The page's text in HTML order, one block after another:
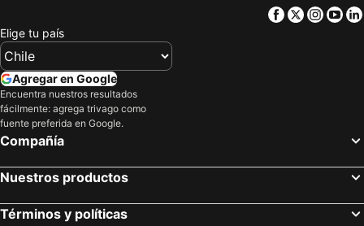
Facebook
Twitter
Elige tu país
Agregar en Google
Encuentra nuestros resultados
fácilmente: agrega trivago como
fuente preferida en Google.
Compañía
Nuestros productos
Términos y políticas